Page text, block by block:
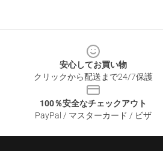
安心してお買い物
クリックから配送まで24/7保護
100％安全なチェックアウト
PayPal / マスターカード / ビザ